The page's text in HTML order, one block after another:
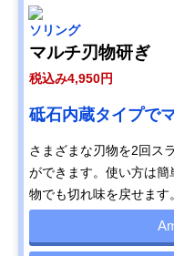
ソリング
マルチ刃物研ぎ
税込み4,950円
砥石内蔵タイプで
さまざまな刃物を2回ス
ができます。使い方は
物でも切れ味を戻せます。